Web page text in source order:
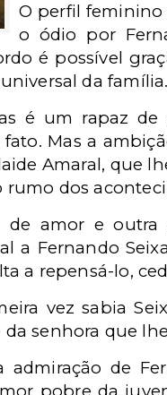
O perfil feminino
o ódio por
é possível
da família.
é um rapaz
fato. Mas a
Amaral, que
rumo dos
de amor e outra
a Fernando
a repensá-lo,
vez sabia
senhora que
admiração de